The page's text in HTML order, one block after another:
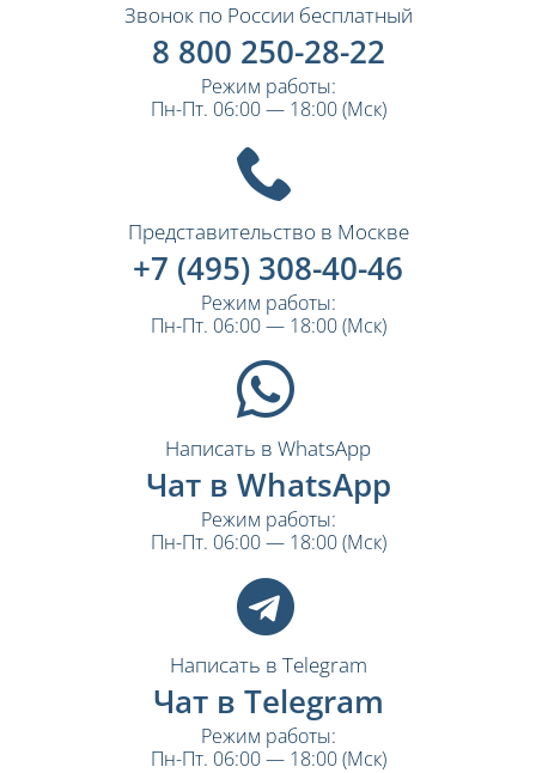
Звонок по России бесплатный
8 800 250-28-22
Режим работы:
Пн-Пт. 06:00 — 18:00 (Мск)
Представительство в Москве
+7 (495) 308-40-46
Режим работы:
Пн-Пт. 06:00 — 18:00 (Мск)
Написать в WhatsApp
Чат в WhatsApp
Режим работы:
Пн-Пт. 06:00 — 18:00 (Мск)
Написать в Telegram
Чат в Telegram
Режим работы:
Пн-Пт. 06:00 — 18:00 (Мск)